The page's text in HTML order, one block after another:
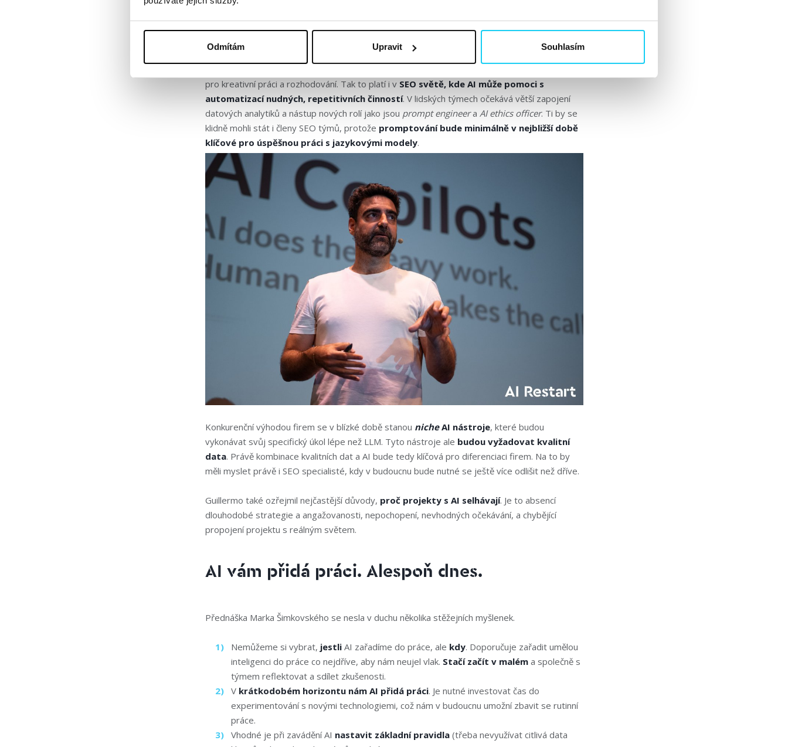
Odmítám Upravit Souhlasím
nástrojů ve firmách a reálné příklady úspěšných projektů v různých odvětvích. Nastínil roli
pro kreativní práci a rozhodování. Tak to platí i v SEO světě, kde AI může pomoci s
automatizací nudných, repetitivních činností. V lidských týmech očekává větší zapojení
datových analytiků a nástup nových rolí jako jsou prompt engineera AI ethics officer. Ti by se
klidně mohli stát i členy SEO týmů, protože promptování bude minimálně v nejbližší době
klíčové pro úspěšnou práci s jazykovými modely.
Konkurenční výhodou firem se v blízké době stanou nicheAI nástroje, které budou
vykonávat svůj specifický úkol lépe než LLM. Tyto nástroje ale budou vyžadovat kvalitní
data. Právě kombinace kvalitních dat a AI bude tedy klíčová pro diferenciaci firem. Na to by
měli myslet právě i SEO specialisté, kdy v budoucnu bude nutné se ještě více odlišit než dříve.
Guillermo také ozřejmil nejčastější důvody, proč projekty s AI selhávají. Je to absencí
dlouhodobé strategie a angažovanosti, nepochopení, nevhodných očekávání, a chybějící
propojení projektu s reálným světem.
AI vám přidá práci. Alespoň dnes.
Přednáška Marka Šimkovského se nesla v duchu několika stěžejních myšlenek.
Nemůžeme si vybrat, jestli AI zařadíme do práce, ale kdy. Doporučuje zařadit umělou
inteligenci do práce co nejdříve, aby nám neujel vlak. Stačí začít v maléma společně s
týmem reflektovat a sdílet zkušenosti.
V krátkodobém horizontu nám AI přidá práci. Je nutné investovat čas do
experimentování s novými technologiemi, což nám v budoucnu umožní zbavit se rutinní
práce.
Vhodné je při zavádění AI nastavit základní pravidla(třeba nevyužívat citlivá data